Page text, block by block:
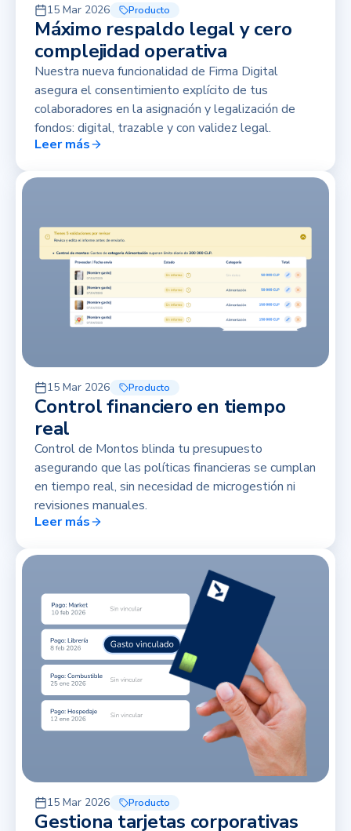
15 Mar 2026 Producto
Máximo respaldo legal y cero
complejidad operativa
Nuestra nueva funcionalidad de Firma Digital
asegura el consentimiento explícito de tus
colaboradores en la asignación y legalización de
fondos: digital, trazable y con validez legal.
Leer más
15 Mar 2026 Producto
Control financiero en tiempo
real
Control de Montos blinda tu presupuesto
asegurando que las políticas financieras se cumplan
en tiempo real, sin necesidad de microgestión ni
revisiones manuales.
Leer más
15 Mar 2026 Producto
Gestiona tarjetas corporativas